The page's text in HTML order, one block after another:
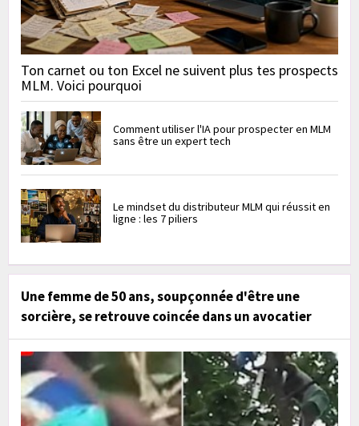
Ton carnet ou ton Excel ne suivent plus tes prospects
MLM. Voici pourquoi
Comment utiliser l'IA pour prospecter en MLM
sans être un expert tech
Le mindset du distributeur MLM qui réussit en
ligne : les 7 piliers
Une femme de 50 ans, soupçonnée d'être une
sorcière, se retrouve coincée dans un avocatier